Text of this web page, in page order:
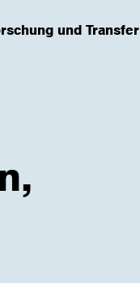
und Transfer
submenu)